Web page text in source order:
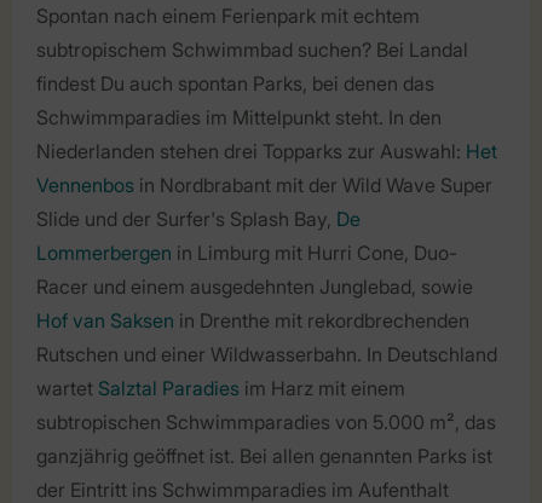
Spontan nach einem Ferienpark mit echtem
subtropischem Schwimmbad suchen? Bei Landal
findest Du auch spontan Parks, bei denen das
Schwimmparadies im Mittelpunkt steht. In den
Niederlanden stehen drei Topparks zur Auswahl: Het
Vennenbos in Nordbrabant mit der Wild Wave Super
Slide und der Surfer's Splash Bay, De
Lommerbergen in Limburg mit Hurri Cone, Duo-
Racer und einem ausgedehnten Junglebad, sowie
Hof van Saksen in Drenthe mit rekordbrechenden
Rutschen und einer Wildwasserbahn. In Deutschland
wartet Salztal Paradies im Harz mit einem
subtropischen Schwimmparadies von 5.000 m², das
ganzjährig geöffnet ist. Bei allen genannten Parks ist
der Eintritt ins Schwimmparadies im Aufenthalt